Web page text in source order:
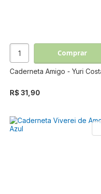
Comprar
Caderneta Amigo - Yuri
R$ 31,90